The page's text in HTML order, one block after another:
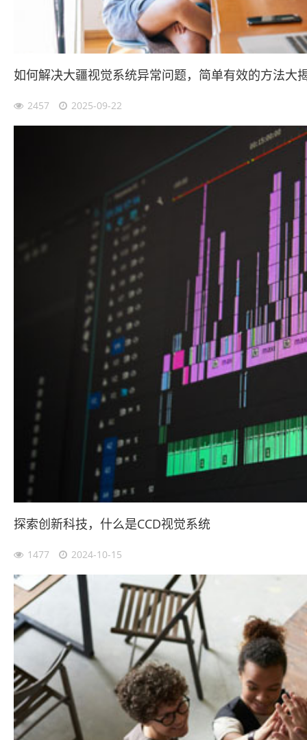
如何解决大疆视觉系统异常问题，简单有效的方法大
2457 2025-09-22
探索创新科技，什么是CCD视觉系统
1477 2024-10-15